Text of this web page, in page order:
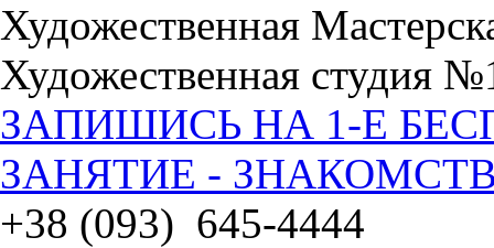
Художественная
Художественная студия
ЗАПИШИСЬ НА 1-Е
ЗАНЯТИЕ -
+38 (093) 645-4444